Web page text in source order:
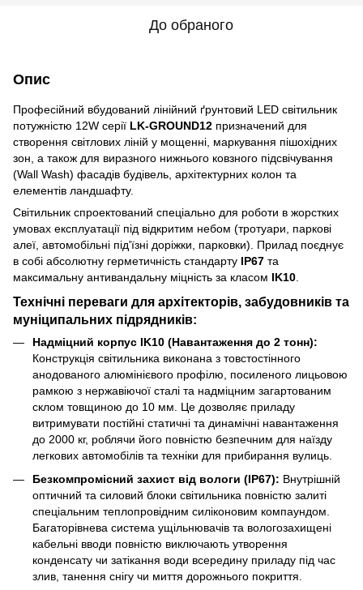
До обраного
Опис
Професійний вбудований лінійний ґрунтовий LED світильник
потужністю 12W серії LK-GROUND12 призначений для
створення світлових ліній у мощенні, маркування пішохідних
зон, а також для виразного нижнього ковзного підсвічування
(Wall Wash) фасадів будівель, архітектурних колон та
елементів ландшафту.
Світильник спроектований спеціально для роботи в жорстких
умовах експлуатації під відкритим небом (тротуари, паркові
алеї, автомобільні під'їзні доріжки, парковки). Прилад поєднує
в собі абсолютну герметичність стандарту IP67 та
максимальну антивандальну міцність за класом IK10
Технічні переваги для архітекторів, забудовників та
муніципальних підрядників:
Надміцний корпус IK10 (Навантаження до 2 тонн):
Конструкція світильника виконана з товстостінного
анодованого алюмінієвого профілю, посиленого лицьовою
рамкою з нержавіючої сталі та надміцним загартованим
склом товщиною до 10 мм. Це дозволяє приладу
витримувати постійні статичні та динамічні навантаження
до 2000 кг, роблячи його повністю безпечним для наїзду
легкових автомобілів та техніки для прибирання вулиць.
Безкомпромісний захист від вологи (IP67): Внутрішній
оптичний та силовий блоки світильника повністю залиті
спеціальним теплопровідним силіконовим компаундом.
Багаторівнева система ущільнювачів та вологозахищені
кабельні вводи повністю виключають утворення
конденсату чи затікання води всередину приладу під час
злив, танення снігу чи миття дорожнього покриття.